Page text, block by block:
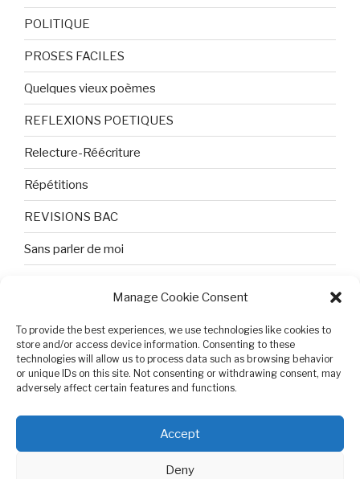
Manage Cookie Consent
To provide the best experiences, we use technologies like cookies to
store and/or access device information. Consenting to these
technologies will allow us to process data such as browsing behavior
or unique IDs on this site. Not consenting or withdrawing consent, may
adversely affect certain features and functions.
Accept
Deny
POLITIQUE
PROSES FACILES
Quelques vieux poèmes
REFLEXIONS POETIQUES
Relecture-Réécriture
Répétitions
REVISIONS BAC
Sans parler de moi
Tristesse et attente
Variable complexe